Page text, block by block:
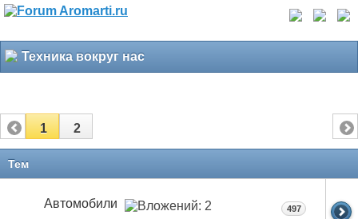
Техника вокруг нас
1 2
Тем
Автомобили 497